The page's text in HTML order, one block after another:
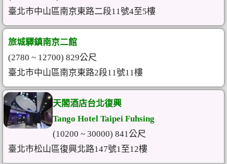
臺北市中山區南京東路二段11號4至5樓
旅城驛鎮南京二館
(2780 ~ 12700) 829公尺
臺北市中山區南京東路2段11號11樓
天閣酒店台北復興
Tango Hotel Taipei Fuhsing
(10200 ~ 30000) 841公尺
臺北市松山區復興北路147號1至12樓